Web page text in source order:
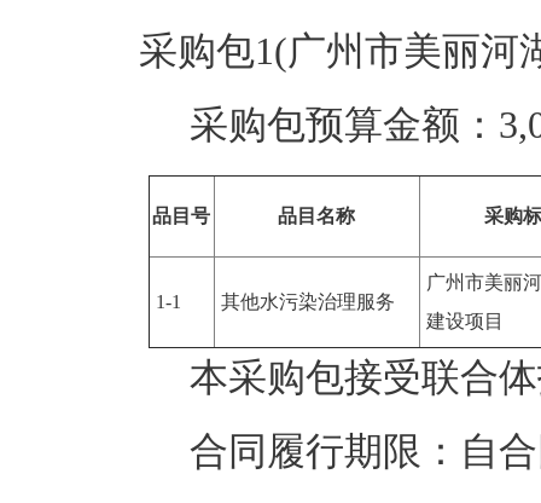
采购包1(广州市美丽河
采购包预算金额：
品目号 品目名称 采购
1-1 其他水污染治理服务
广州市美丽
建设项目
本采购包接受联合
合同履行期限： 自